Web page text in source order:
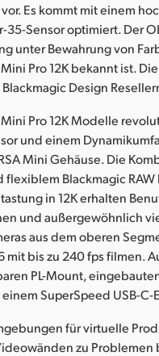
Es kommt mit einem
35-Sensor optimiert. Der
unter Bewahrung von
Pro 12K bekannt ist.
Design
Mini Pro 12K Modelle
und einem
Mini Gehäuse. Die
Blackmagic
in 12K erhalten
und außergewöhnlich
aus dem oberen
mit bis zu 240 fps filmen.
PL-Mount,
einem SuperSpeed USB-
für virtuelle
zu